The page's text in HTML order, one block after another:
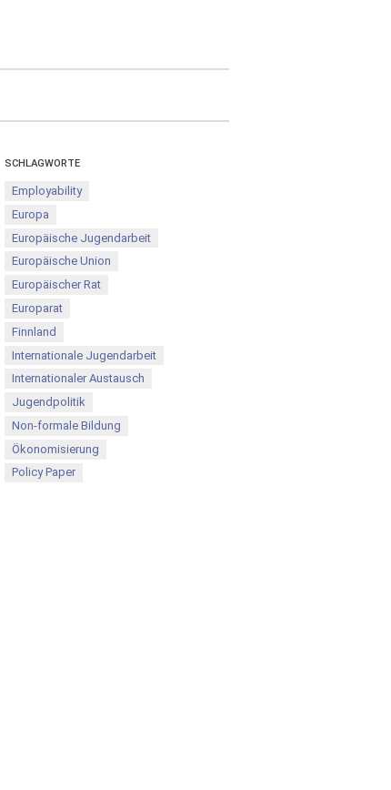
SCHLAGWORTE
Employability
Europa
Europäische Jugendarbeit
Europäische Union
Europäischer Rat
Europarat
Finnland
Internationale Jugendarbeit
Internationaler Austausch
Jugendpolitik
Non-formale Bildung
Ökonomisierung
Policy Paper